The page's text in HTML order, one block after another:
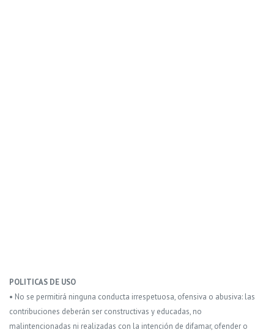
POLITICAS DE USO
• No se permitirá ninguna conducta irrespetuosa, ofensiva o abusiva: las
contribuciones deberán ser constructivas y educadas, no
malintencionadas ni realizadas con la intención de difamar, ofender o